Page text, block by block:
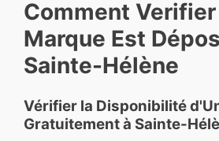
Comment Verifier
Marque Est
Sainte-Hélène
Vérifier la Disponibilité
Gratuitement à Sainte-